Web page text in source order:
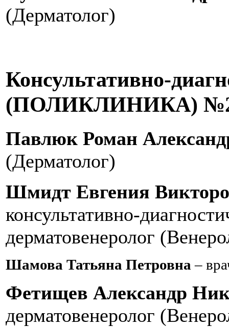
(Дерматолог)
Консультативно-
(ПОЛИКЛИНИКА) №2
Павлюк Роман
(Дерматолог)
Шмидт Евгения
консультативно-
дерматовенеролог
Шамова Татьяна Петровна –
Фетищев Александр
дерматовенеролог